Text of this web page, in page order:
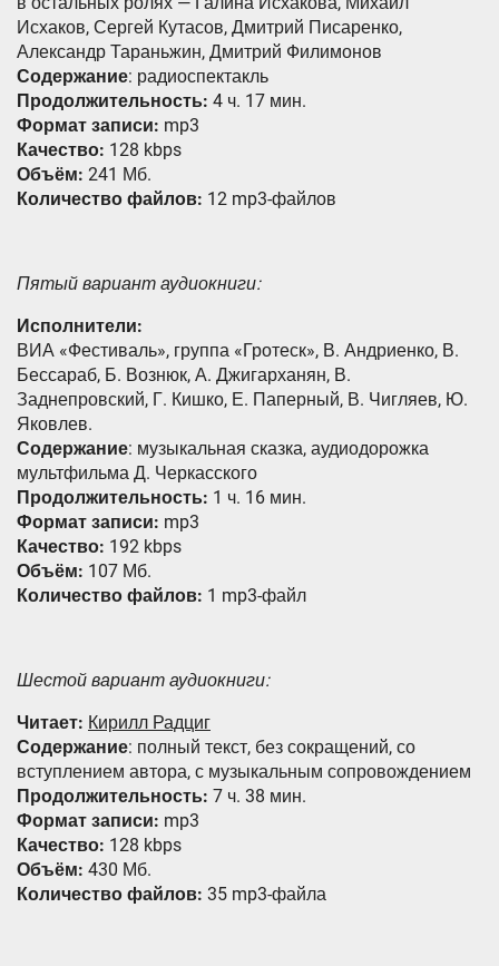
Исхаков, Сергей Кутасов, Дмитрий Писаренко,
Александр Тараньжин, Дмитрий Филимонов
Содержание: радиоспектакль
Продолжительность: 4 ч. 17 мин.
Формат записи: mp3
Качество: 128 kbps
Объём: 241 Мб.
Количество файлов: 12 mp3-файлов
Пятый вариант аудиокниги:
Исполнители:
ВИА «Фестиваль», группа «Гротеск», В. Андриенко, В.
Бессараб, Б. Вознюк, А. Джигарханян, В.
Заднепровский, Г. Кишко, Е. Паперный, В. Чигляев, Ю.
Яковлев.
Содержание: музыкальная сказка, аудиодорожка
мультфильма Д. Черкасского
Продолжительность: 1 ч. 16 мин.
Формат записи: mp3
Качество: 192 kbps
Объём: 107 Мб.
Количество файлов: 1 mp3-файл
Шестой вариант аудиокниги:
Читает: Кирилл Радциг
Содержание: полный текст, без сокращений, со
вступлением автора, с музыкальным сопровождением
Продолжительность: 7 ч. 38 мин.
Формат записи: mp3
Качество: 128 kbps
Объём: 430 Мб.
Количество файлов: 35 mp3-файла